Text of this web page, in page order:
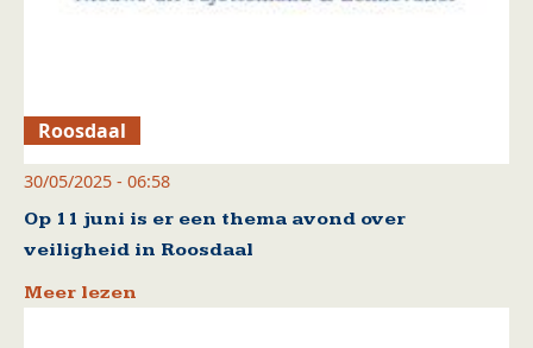
Roosdaal
30/05/2025 - 06:58
Op 11 juni is er een thema avond over
veiligheid in Roosdaal
Meer lezen